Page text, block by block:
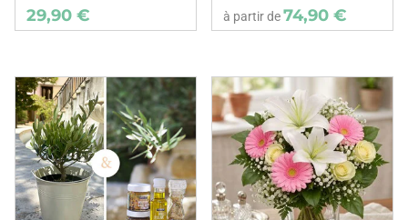
29,90 € à partir de74,90 €